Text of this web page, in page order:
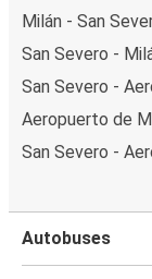
Milán - San
San Severo -
San Severo -
Aeropuerto de
San Severo -
Autobuses